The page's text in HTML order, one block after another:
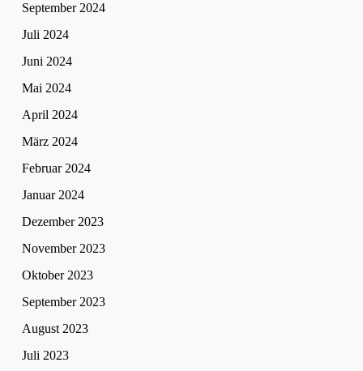
September 2024
Juli 2024
Juni 2024
Mai 2024
April 2024
März 2024
Februar 2024
Januar 2024
Dezember 2023
November 2023
Oktober 2023
September 2023
August 2023
Juli 2023